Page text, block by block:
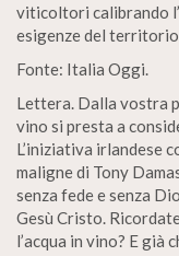
viticoltori calibrando
esigenze del
Fonte: Italia Oggi.
Lettera. Dalla vostra
vino si presta a
L’iniziativa irlandese
maligne di Tony
senza fede e senza
Gesù Cristo.
l’acqua in vino? E già